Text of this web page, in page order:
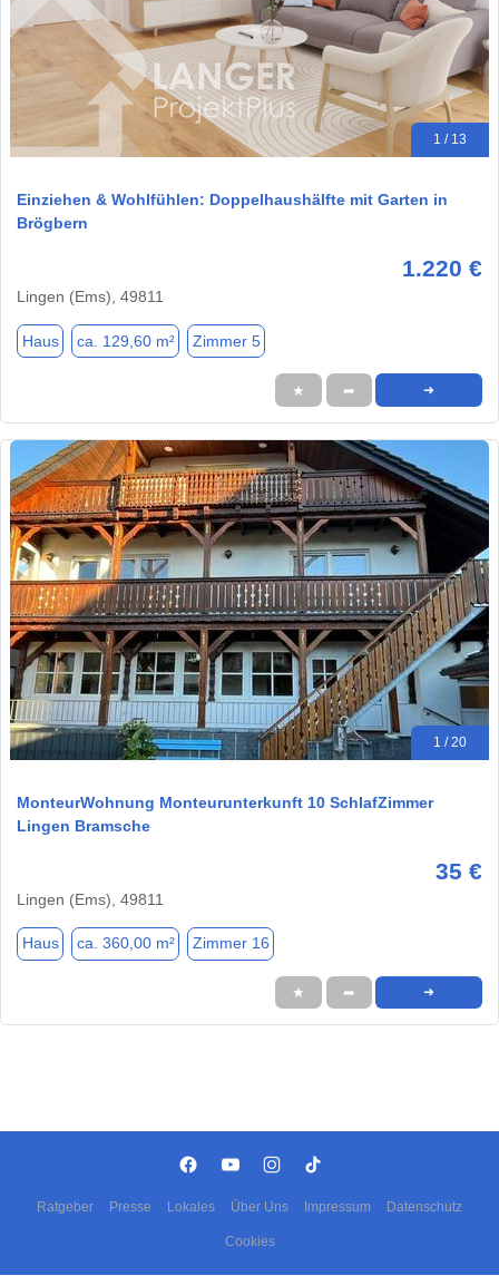
1 / 13
Einziehen & Wohlfühlen: Doppelhaushälfte mit Garten in
Brögbern
1.220 €
Lingen (Ems), 49811
Haus ca. 129,60 m² Zimmer 5
★ ➦ ➜
1 / 20
MonteurWohnung Monteurunterkunft 10 SchlafZimmer
Lingen Bramsche
35 €
Lingen (Ems), 49811
Haus ca. 360,00 m² Zimmer 16
★ ➦ ➜
Ratgeber Presse Lokales Über Uns Impressum Datenschutz
Cookies